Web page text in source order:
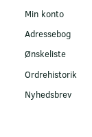
Min konto
Adressebog
Ønskeliste
Ordrehistorik
Nyhedsbrev